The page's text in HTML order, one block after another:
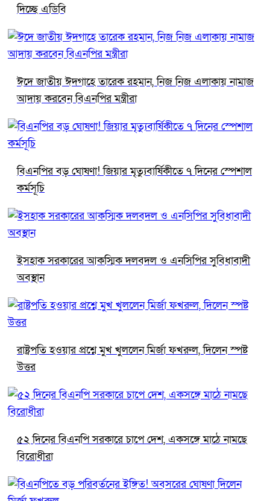
দিচ্ছে এডিবি
ঈদে জাতীয় ঈদগাহে তারেক রহমান, নিজ নিজ এলাকায় নামাজ
আদায় করবেন বিএনপির মন্ত্রীরা
বিএনপির বড় ঘোষণা! জিয়ার মৃত্যুবার্ষিকীতে ৭ দিনের স্পেশাল
কর্মসূচি
ইসহাক সরকারের আকস্মিক দলবদল ও এনসিপির সুবিধাবাদী
অবস্থান
রাষ্ট্রপতি হওয়ার প্রশ্নে মুখ খুললেন মির্জা ফখরুল, দিলেন স্পষ্ট
উত্তর
৫২ দিনের বিএনপি সরকারে চাপে দেশ, একসঙ্গে মাঠে নামছে
বিরোধীরা